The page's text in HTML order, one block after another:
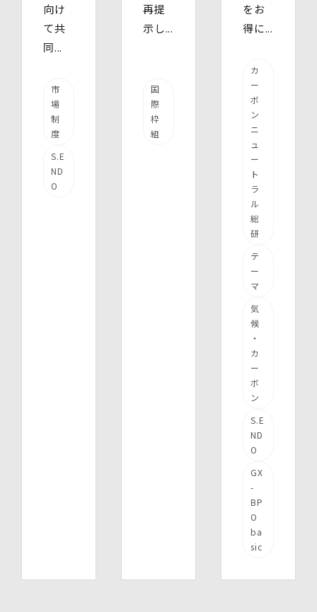
向け
て共
同...
市
場
制
度
S.E
ND
O
再提
示し...
国
際
枠
組
をお
得に...
カ
ー
ボ
ン
ニ
ュ
ー
ト
ラ
ル
総
研
テ
ー
マ
気
候
・
カ
ー
ボ
ン
S.E
ND
O
GX
-
BP
O
ba
sic